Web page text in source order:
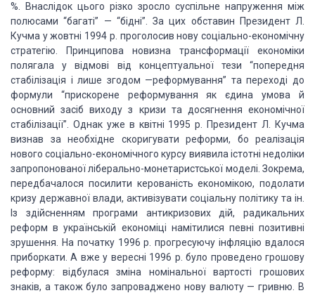
%. Внаслідок цього різко зросло суспільне напруження між
полюсами “багаті” — “бідні”. За цих обставин Президент Л.
Кучма у жовтні 1994 р. проголосив нову соціально-економічну
стратегію.
Принципова новизна трансформації економіки
полягала у відмові від концептуальноїтези “попередня
стабілізація і лише згодом —реформування” та переході до
формули “прискорене реформування як єдина умова й
основний засіб виходу з кризи та досягнення економічної
стабілізації”. Однак уже в квітні 1995 р. Президент Л. Кучма
визнав за необхідне скоригувати реформи, бо реалізація
нового соціально-економічного курсу виявила істотні недоліки
запропонованої ліберально-монетаристської моделі. Зокрема,
передбачалося посилити керованість економікою, подолати
кризу державної влади, активізувати соціальну політику та ін.
Із здійсненням програми антикризових дій, радикальних
реформ в українській економіці намітилися певні позитивні
зрушення. На початку 1996 р. прогресуючу інфляцію вдалося
приборкати. А вже у вересні 1996 р. було проведено грошову
реформу: відбулася зміна номінальної вартості грошових
знаків, а також було запроваджено нову валюту — гривню. В